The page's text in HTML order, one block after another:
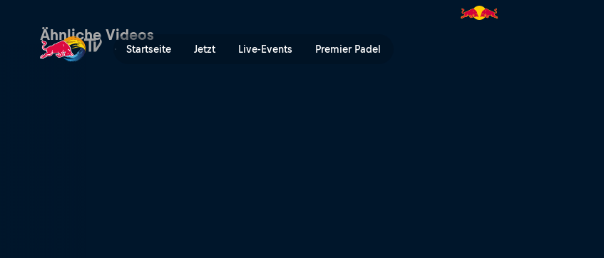
Startseite Jetzt Live-Events Premier Padel
Mit Höchstgeschwindigkeit durch Kamloops | Red Bull
Ähnliche Videos